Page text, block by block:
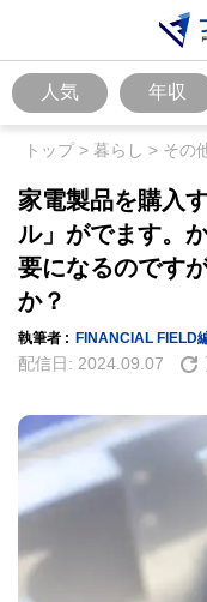
人気 年収
トップ> 暮らし > その
家電製品を購入
ル」がでます。
要になるのです
か？
執筆者 : FINANCIAL FIELD
配信日: 2024.09.07